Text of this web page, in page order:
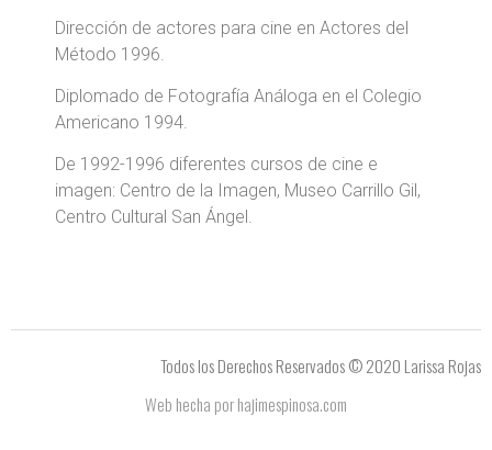
Dirección de actores para cine en Actores del
Método 1996.
Diplomado de Fotografía Análoga en el Colegio
Americano 1994.
De 1992-1996 diferentes cursos de cine e
imagen: Centro de la Imagen, Museo Carrillo Gil,
Centro Cultural San Ángel.
Todos los Derechos Reservados © 2020 Larissa Rojas
Web hecha por hajimespinosa.com